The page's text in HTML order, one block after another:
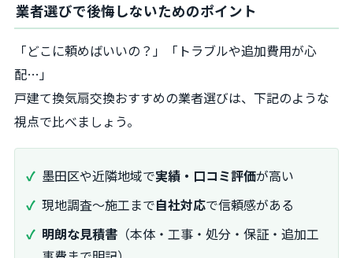
業者選びで後悔しないためのポイント
「どこに頼めばいいの？」「トラブルや追加費用が心
配…」
戸建て換気扇交換おすすめの業者選びは、下記のような
視点で比べましょう。
墨田区や近隣地域で実績・口コミ評価が高い
現地調査～施工まで自社対応で信頼感がある
明朗な見積書 （本体・工事・処分・保証・追加工